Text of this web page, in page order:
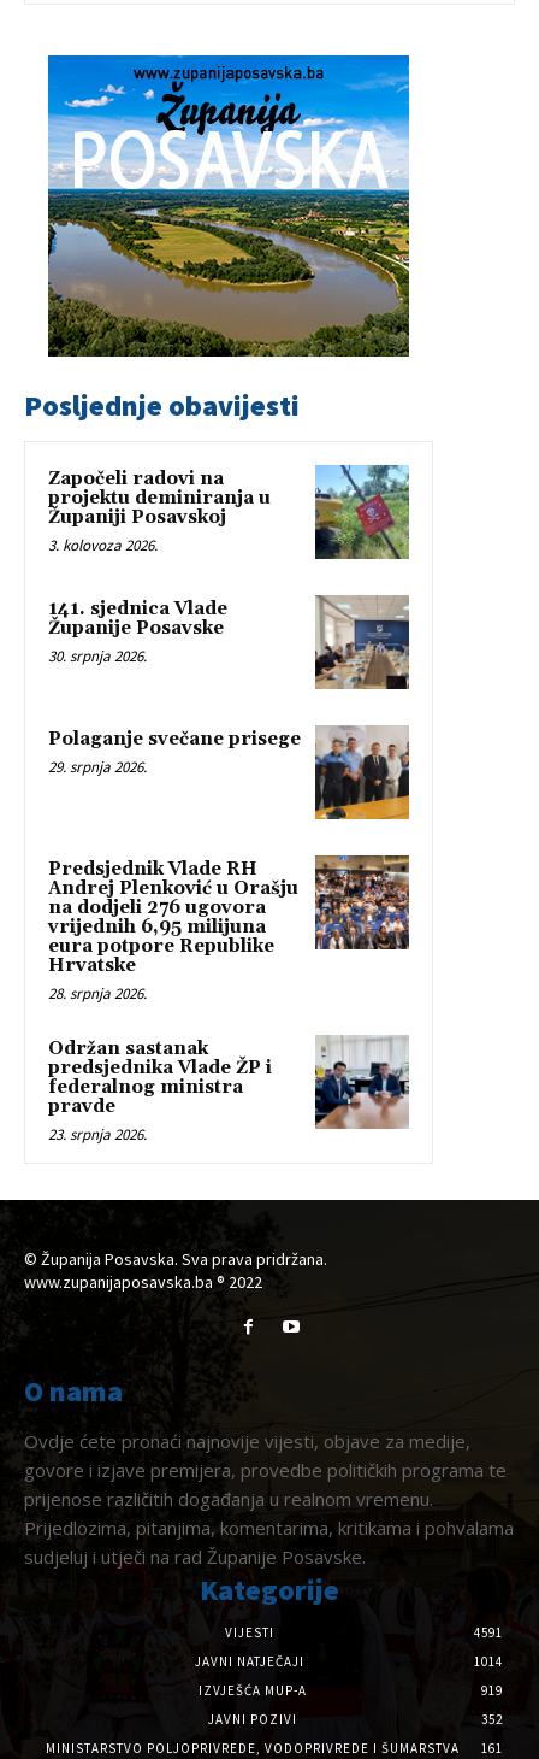
Posljednje obavijesti
Započeli radovi na
projektu deminiranja u
Županiji Posavskoj
3. kolovoza 2026.
141. sjednica Vlade
Županije Posavske
30. srpnja 2026.
Polaganje svečane prisege
29. srpnja 2026.
Predsjednik Vlade RH
Andrej Plenković u Orašju
na dodjeli 276 ugovora
vrijednih 6,95 milijuna
eura potpore Republike
Hrvatske
28. srpnja 2026.
Održan sastanak
predsjednika Vlade ŽP i
federalnog ministra
pravde
23. srpnja 2026.
© Županija Posavska. Sva prava pridržana.
www.zupanijaposavska.ba ® 2022
O nama
Ovdje ćete pronaći najnovije vijesti, objave za medije,
govore i izjave premijera, provedbe političkih programa te
prijenose različitih događanja u realnom vremenu.
Prijedlozima, pitanjima, komentarima, kritikama i pohvalama
sudjeluj i utječi na rad Županije Posavske.
Kategorije
VIJESTI
4591
JAVNI NATJEČAJI
1014
IZVJEŠĆA MUP-A
919
JAVNI POZIVI
352
MINISTARSTVO POLJOPRIVREDE, VODOPRIVREDE I ŠUMARSTVA
161